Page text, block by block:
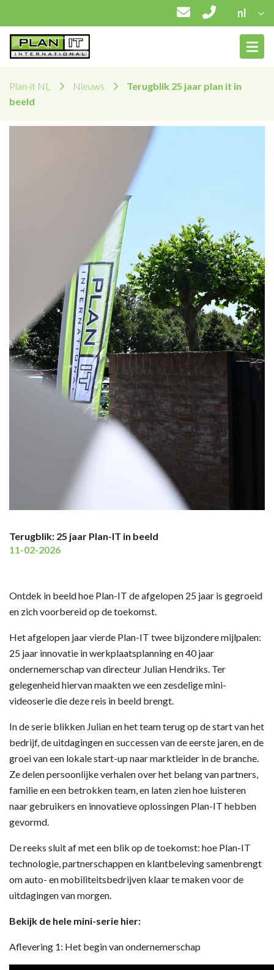
nl
Plan-it NL Nieuws
Terugblik 25 jaar plan it in
beeld
Terugblik: 25 jaar Plan-IT in beeld
11-02-2026
Ontdek in beeld hoe Plan-IT de afgelopen 25 jaar is gegroeid
en zich voorbereid op de toekomst.
Het afgelopen jaar vierde Plan-IT twee bijzondere mijlpalen:
25 jaar innovatie in werkplaatsplanning en 40 jaar
ondernemerschap van directeur Julian Hendriks. Ter
gelegenheid hiervan maakten we een zesdelige mini-
videoserie die deze reis in beeld brengt.
In de serie blikken Julian en het team terug op de start van het
bedrijf, de uitdagingen en successen van de eerste jaren, en de
groei van een lokale start-up naar marktleider in de branche.
Ze delen persoonlijke verhalen over het belang van partners,
familie en een betrokken team, en laten zien hoe luisteren
naar gebruikers en innovatieve oplossingen Plan-IT hebben
gevormd.
De reeks sluit af met een blik op de toekomst: hoe Plan-IT
technologie, partnerschappen en klantbeleving samenbrengt
om auto- en mobiliteitsbedrijven klaar te maken voor de
uitdagingen van morgen.
Bekijk de hele mini-serie hier:
Aflevering 1: Het begin van ondernemerschap